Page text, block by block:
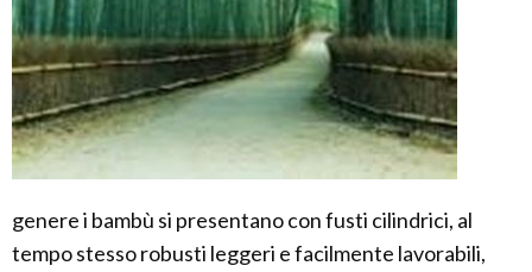
genere i bambù si presentano con fusti cilindrici, al
tempo stesso robusti leggeri e facilmente lavorabili,